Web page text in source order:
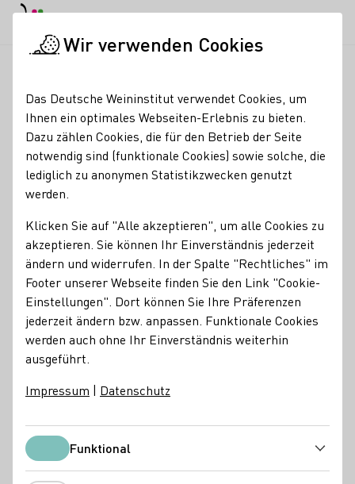
Genussportal
Gourmetwelten kürt
Top30 Jungwinzer/innen
Doppelsieg für Victoria Lergenmüller beim 2.
Jungwinzer/innen-CUP der Gourmetwelten: Die 32-Jährige
ist Jungwinzerin des Jahres 2023 und holte mit dem
Weingut Sankt Annaberg auch die Kollektion des Jahres -
Maximilian Stigler ist die Entdeckung des Jahres - Die
Revoluzzer-Weine kommen von The Next Generation und
vom Jesuitenhof.
Wir verwenden Cookies
Das Deutsche Weininstitut verwendet Cookies, um
Ihnen ein optimales Webseiten-Erlebnis zu bieten.
Dazu zählen Cookies, die für den Betrieb der Seite
notwendig sind (funktionale Cookies) sowie solche, die
lediglich zu anonymen Statistikzwecken genutzt
werden.
Klicken Sie auf "Alle akzeptieren", um alle Cookies zu
akzeptieren. Sie können Ihr Einverständnis jederzeit
ändern und widerrufen. In der Spalte "Rechtliches" im
Footer unserer Webseite finden Sie den Link "Cookie-
Einstellungen". Dort können Sie Ihre Präferenzen
jederzeit ändern bzw. anpassen. Funktionale Cookies
werden auch ohne Ihr Einverständnis weiterhin
ausgeführt.
Impressum | Datenschutz
FunktionalFunktional